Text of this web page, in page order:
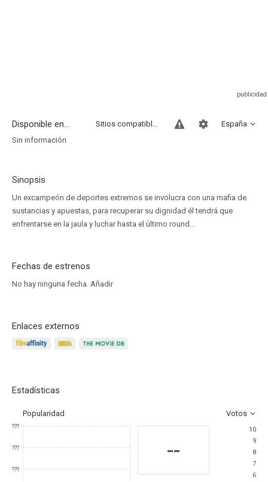
Disponible en... España
Sitios compatibles
Sin información
Sinopsis
Un excampeón de deportes extremos se involucra con una mafia de
sustancias y apuestas, para recuperar su dignidad él tendrá que
enfrentarse en la jaula y luchar hasta el último round...
Fechas de estrenos
No hay ninguna fecha. Añadir
Enlaces externos
Estadísticas
Popularidad Votos
???
???
???
--
10
9
8
7
6